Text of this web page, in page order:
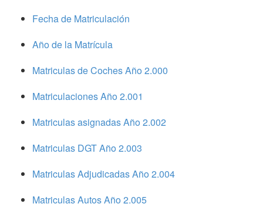
Fecha de Matriculación
Año de la Matrícula
Matriculas de Coches Año 2.000
Matriculaciones Año 2.001
Matriculas asignadas Año 2.002
Matriculas DGT Año 2.003
Matriculas Adjudicadas Año 2.004
Matriculas Autos Año 2.005